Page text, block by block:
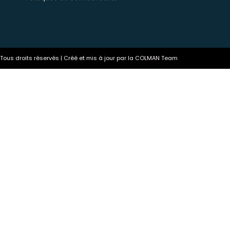
droits réservés | Créé et mis à jour par la COLMAN Team